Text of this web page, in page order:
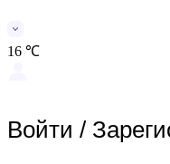
16 ℃
Войти /